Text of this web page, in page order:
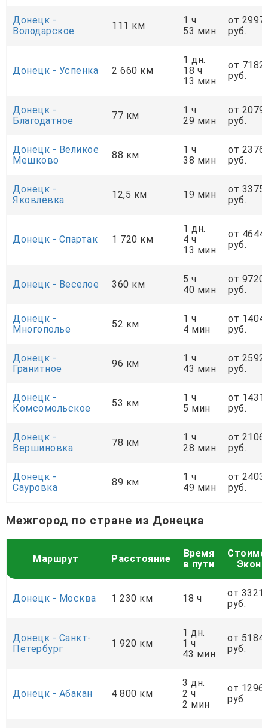
Донецк -
Володарское
111 км
1 ч
53 мин
от 2997
руб.
Донецк - Успенка 2 660 км
1 дн.
18 ч
13 мин
от
руб.
Донецк -
Благодатное
77 км
1 ч
29 мин
от 2079
руб.
Донецк - Великое
Мешково
88 км
1 ч
38 мин
от 2376
руб.
Донецк -
Яковлевка
12,5 км 19 мин
от 3375
руб.
Донецк - Спартак 1 720 км
1 дн.
4 ч
13 мин
от
руб.
Донецк - Веселое 360 км
5 ч
40 мин
от 9720
руб.
Донецк -
Многополье
52 км
1 ч
4 мин
от 1404
руб.
Донецк -
Гранитное
96 км
1 ч
43 мин
от 2592
руб.
Донецк -
Комсомольское
53 км
1 ч
5 мин
от 1431
руб.
Донецк -
Вершиновка
78 км
1 ч
28 мин
от 2106
руб.
Донецк -
Сауровка
89 км
1 ч
49 мин
от 2403
руб.
Межгород по стране из Донецка
Маршрут Расстояние
Время
в пути
Донецк - Москва 1 230 км 18 ч
от
руб.
Донецк - Санкт-
Петербург
1 920 км
1 дн.
1 ч
43 мин
от
руб.
Донецк - Абакан 4 800 км
3 дн.
2 ч
2 мин
от
руб.